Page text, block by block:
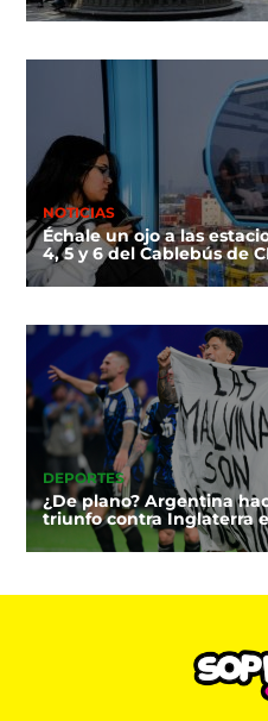
NOTICIAS
Échale un ojo a las
4, 5 y 6 del Cablebús de
DEPORTES
¿De plano? Argentina
triunfo contra Inglaterra